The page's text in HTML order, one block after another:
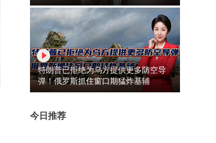
特朗普已拒绝为乌方提供更多防空导
弹！俄罗斯抓住窗口期猛炸基辅
今日推荐